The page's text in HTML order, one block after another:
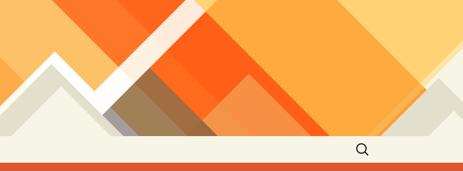
Pesquisar
por: